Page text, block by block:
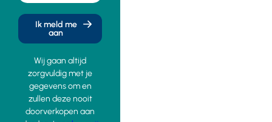
Ik meld me
aan
Wij gaan altijd
zorgvuldig met je
gegevens om en
zullen deze nooit
doorverkopen aan